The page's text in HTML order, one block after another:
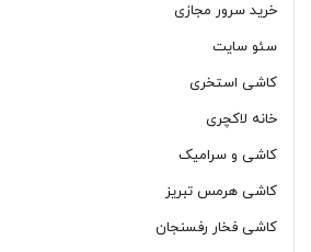
خرید سرور مجازی
سئو سایت
کاشی استخری
خانه لاکچری
کاشی و سرامیک
کاشی هرمس تبریز
کاشی فخار رفسنجان